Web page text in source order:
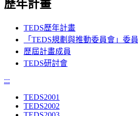
歷年計畫
TEDS歷年計畫
「TEDS規劃與推動委員會」委員
歷屆計畫成員
TEDS研討會
:::
TEDS2001
TEDS2002